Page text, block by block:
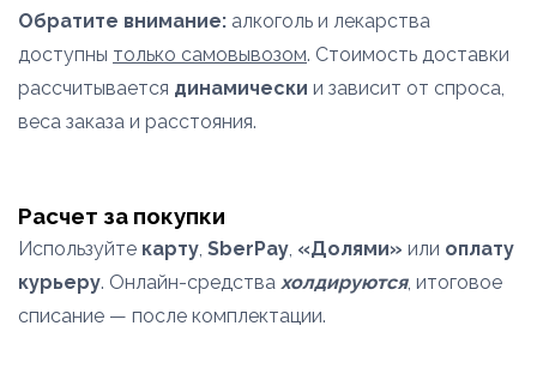
Обратите внимание: алкоголь и лекарства
доступны только самовывозом. Стоимость доставки
рассчитывается динамически и зависит от спроса,
веса заказа и расстояния.
Расчет за покупки
Используйте карту, SberPay, «Долями» или оплату
курьеру. Онлайн-средства холдируются, итоговое
списание — после комплектации.